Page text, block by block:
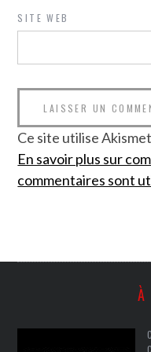
SITE WEB
Ce site utilise
En savoir plus sur
commentaires sont
À